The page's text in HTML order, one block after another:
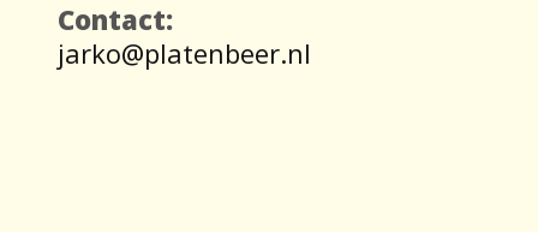
Contact:
jarko@platenbeer.nl